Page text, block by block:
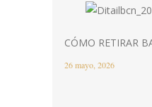
CÓMO RETIRAR
26 mayo, 2026